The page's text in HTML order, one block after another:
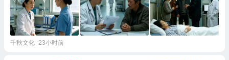
千秋文化 23小时前